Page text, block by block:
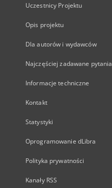
Uczestnicy Projektu
Opis projektu
Dla autorów i wydawców
Najczęściej zadawane pytania
Informacje techniczne
Kontakt
Statystyki
Oprogramowanie dLibra
Polityka prywatności
Kanały RSS